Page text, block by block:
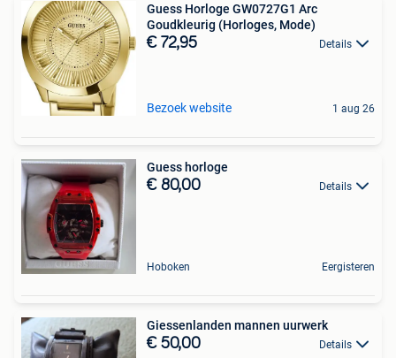
Guess Horloge GW0727G1 Arc
Goudkleurig (Horloges, Mode)
€ 72,95 Details
Bezoek website 1 aug 26
Guess horloge
€ 80,00 Details
Hoboken Eergisteren
Giessenlanden mannen uurwerk
€ 50,00 Details